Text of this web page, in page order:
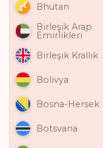
Bhutan
Birleşik Arap
Emirlikleri
Birleşik Krallık
Bolivya
Bosna-Hersek
Botsvana